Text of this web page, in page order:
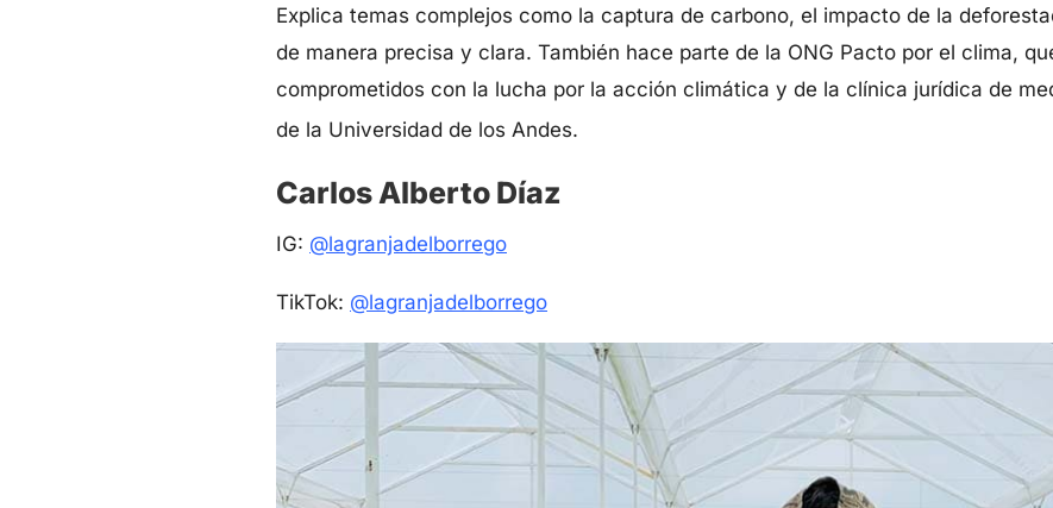
Explica temas complejos como la captura de carbono, el impacto de la
de manera precisa y clara. También hace parte de la ONG Pacto por el clima,
comprometidos con la lucha por la acción climática y de la clínica jurídica de
de la Universidad de los Andes.
Carlos Alberto Díaz
IG: @lagranjadelborrego
TikTok: @lagranjadelborrego